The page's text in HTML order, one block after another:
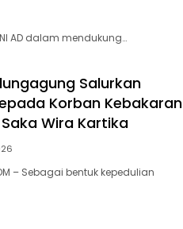
AD dalam mendukung…
Salurkan
Korban Kebakaran
Wira Kartika
– Sebagai bentuk kepedulian